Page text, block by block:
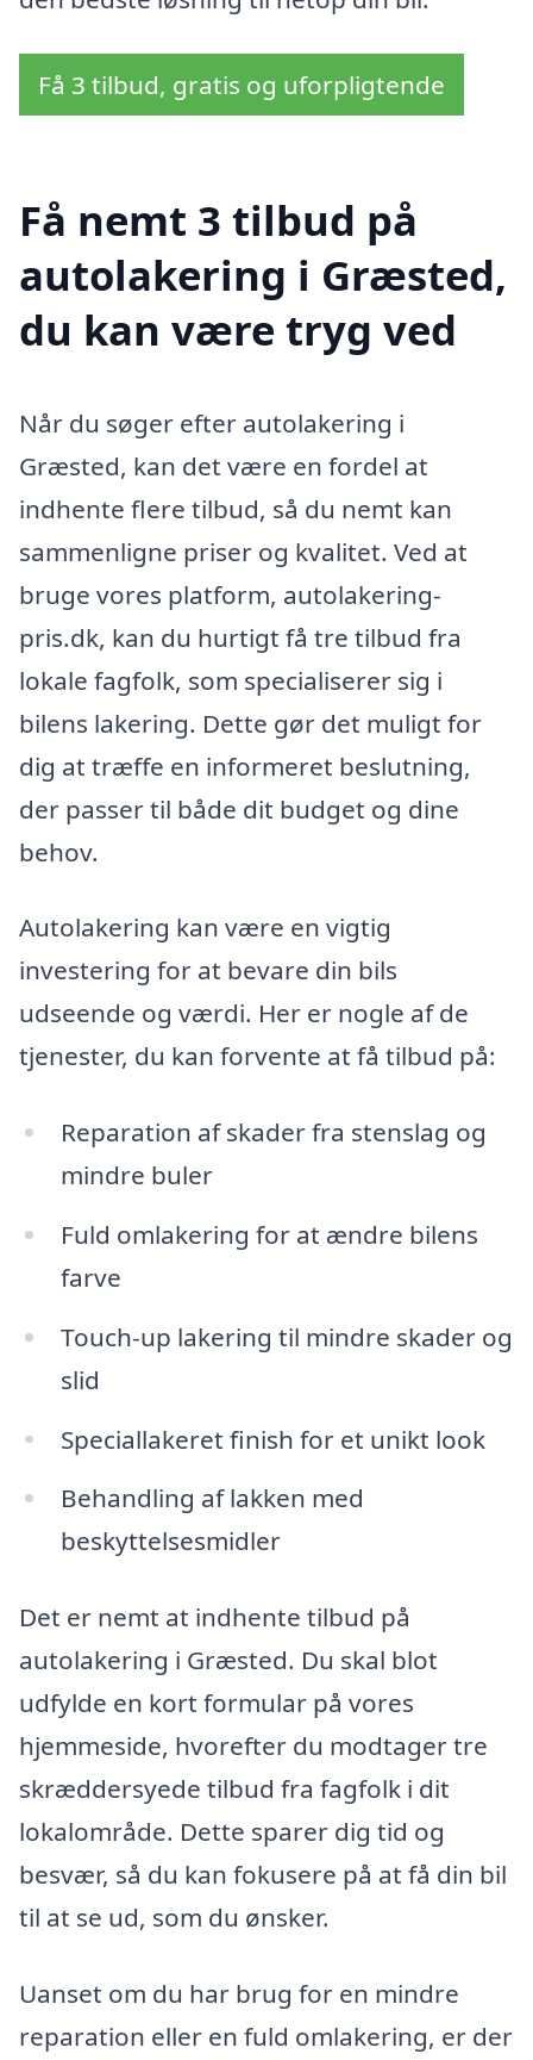
Få 3 tilbud, gratis og uforpligtende
Få nemt 3 tilbud på
autolakering i Græsted,
du kan være tryg ved
Når du søger efter autolakering i
Græsted, kan det være en fordel at
indhente flere tilbud, så du nemt kan
sammenligne priser og kvalitet. Ved at
bruge vores platform, autolakering-
pris.dk, kan du hurtigt få tre tilbud fra
lokale fagfolk, som specialiserer sig i
bilens lakering. Dette gør det muligt for
dig at træffe en informeret beslutning,
der passer til både dit budget og dine
behov.
Autolakering kan være en vigtig
investering for at bevare din bils
udseende og værdi. Her er nogle af de
tjenester, du kan forvente at få tilbud på:
Reparation af skader fra stenslag og
mindre buler
Fuld omlakering for at ændre bilens
farve
Touch-up lakering til mindre skader og
slid
Speciallakeret finish for et unikt look
Behandling af lakken med
beskyttelsesmidler
Det er nemt at indhente tilbud på
autolakering i Græsted. Du skal blot
udfylde en kort formular på vores
hjemmeside, hvorefter du modtager tre
skræddersyede tilbud fra fagfolk i dit
lokalområde. Dette sparer dig tid og
besvær, så du kan fokusere på at få din bil
til at se ud, som du ønsker.
Uanset om du har brug for en mindre
reparation eller en fuld omlakering, er der